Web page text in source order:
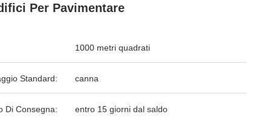
Per Pavimentare
1000 metri quadrati
Standard: canna
Di Consegna: entro 15 giorni dal saldo